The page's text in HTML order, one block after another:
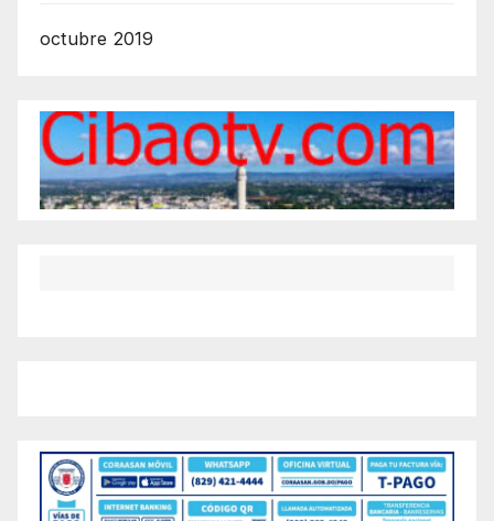
octubre 2019